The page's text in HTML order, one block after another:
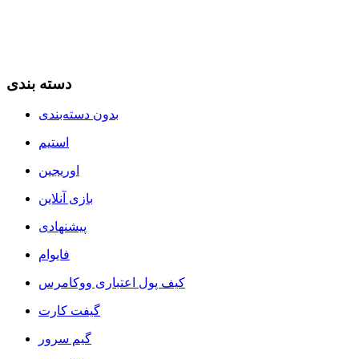
دسته بندی
بدون دسته‌بندی
استیم
اوریجین
بازی آنلاین
پیشنهادی
فایوام
کیف پول اعتباری ووکامرس
گیفت کارت
گیم سرور